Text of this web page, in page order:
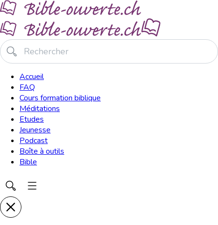
Accueil
FAQ
Cours formation biblique
Méditations
Etudes
Jeunesse
Podcast
Boîte à outils
Bible